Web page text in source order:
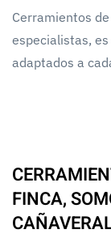
Cerramientos
especialistas,
adaptados a
FINCA,